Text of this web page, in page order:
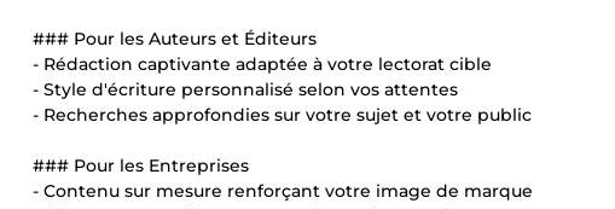
### Pour les Auteurs et Éditeurs
- Rédaction captivante adaptée à votre lectorat cible
- Style d'écriture personnalisé selon vos attentes
- Recherches approfondies sur votre sujet et votre public
### Pour les Entreprises
- Contenu sur mesure renforçant votre image de marque